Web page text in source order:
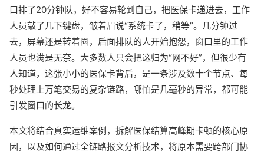
口排了20分钟队，好不容易轮到自己，把医保卡递进去，工作
人员敲了几下键盘，皱着眉说“系统卡了，稍等”。几分钟过
去，屏幕还是转着圈，后面排队的人开始抱怨，窗口里的工作
人员也满是无奈。大多数人只会把这归为“网不好”，但很少有
人知道，这张小小的医保卡背后，是一条涉及数十个节点、每
秒处理上万笔交易的复杂链路，哪怕是几毫秒的异常，都可能
引发窗口的长龙。
本文将结合真实运维案例，拆解医保结算高峰期卡顿的核心原
因，以及如何通过全链路报文分析技术，将原本需要跨部门协